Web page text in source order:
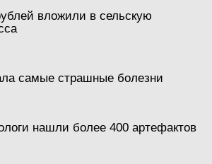
вложили в сельскую
самые страшные болезни
нашли более 400 артефактов